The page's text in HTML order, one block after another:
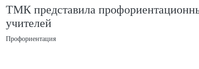
ТМК представила
учителей
Профориентация